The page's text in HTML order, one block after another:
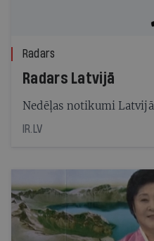
Radars
Radars Latvijā
Nedēļas notikumi Latvijā
IR.LV